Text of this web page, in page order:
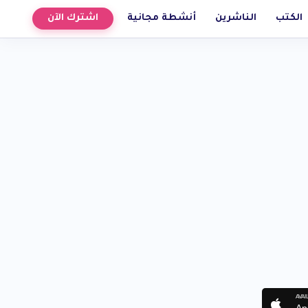
الكتب الناشرين أنشطة مجانية اشترك الآن